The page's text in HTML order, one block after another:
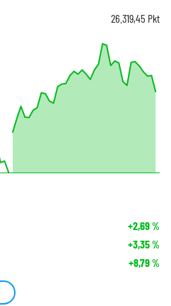
26.319,45 Pkt
+2,69%
+3,35%
+8,79%